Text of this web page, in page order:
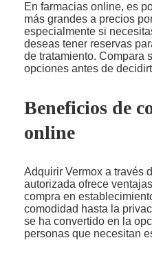
En farmacias online, es
más grandes a precios
especialmente si
deseas tener reservas
de tratamiento. Compara
opciones antes de
Beneficios de
online
Adquirir Vermox a través
autorizada ofrece
compra en
comodidad hasta la
se ha convertido en la
personas que necesitan